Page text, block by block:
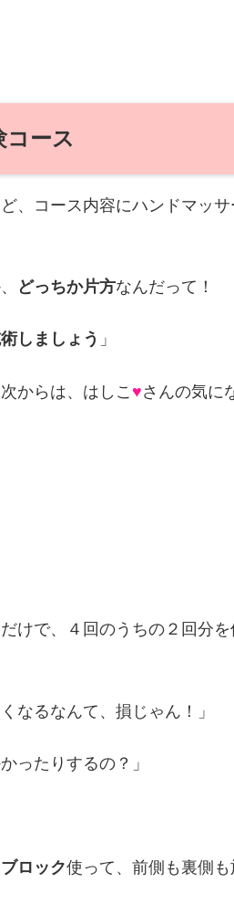
コース
、コース内容にハンドマッサ
どっちか片方なんだって！
しましょう 」
からは、はしこ ♥さんの気に
けで、４回のうちの２回分を
なるなんて、損じゃん！」
ったりするの？」
ロック使って、前側も裏側も